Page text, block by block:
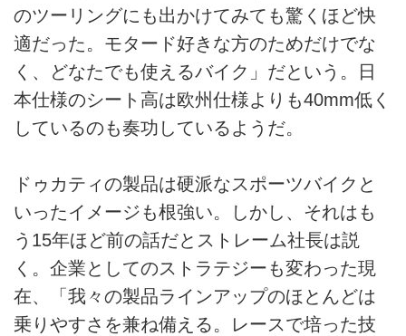
のツーリングにも出かけてみても驚くほど快
適だった。モタード好きな方のためだけでな
く、どなたでも使えるバイク」だという。日
本仕様のシート高は欧州仕様よりも40mm低く
しているのも奏功しているようだ。
ドゥカティの製品は硬派なスポーツバイクと
いったイメージも根強い。しかし、それはも
う15年ほど前の話だとストレーム社長は説
く。企業としてのストラテジーも変わった現
在、「我々の製品ラインアップのほとんどは
乗りやすさを兼ね備える。レースで培った技